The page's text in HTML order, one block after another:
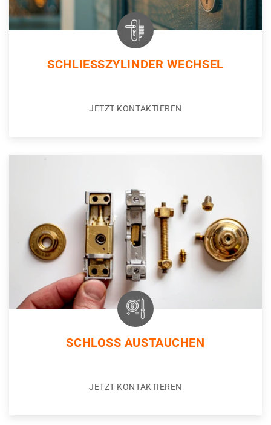
SCHLIESSZYLINDER WECHSEL
JETZT KONTAKTIEREN
SCHLOSS AUSTAUCHEN
JETZT KONTAKTIEREN